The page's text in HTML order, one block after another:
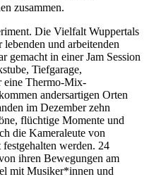
zusammen.
Die Vielfalt Wuppertals
und arbeitenden
gemacht in einer Jam Session
Tiefgarage,
eine Thermo-Mix-
andersartigen Orten
im Dezember zehn
flüchtige Momente und
die Kameraleute von
werden. 24
ihren Bewegungen am
mit Musiker*innen und